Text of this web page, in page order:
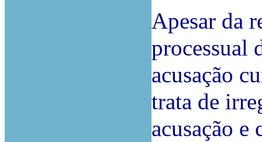
Apesar da
processual
acusação
trata de
acusação